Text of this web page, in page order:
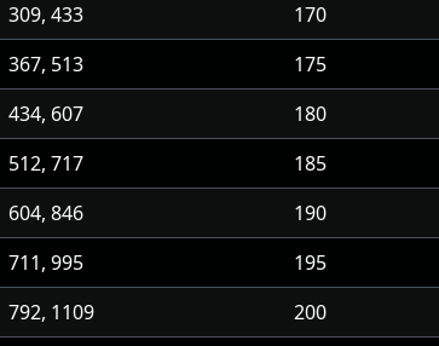
309, 433 170
367, 513 175
434, 607 180
512, 717 185
604, 846 190
711, 995
195
792, 1109
200